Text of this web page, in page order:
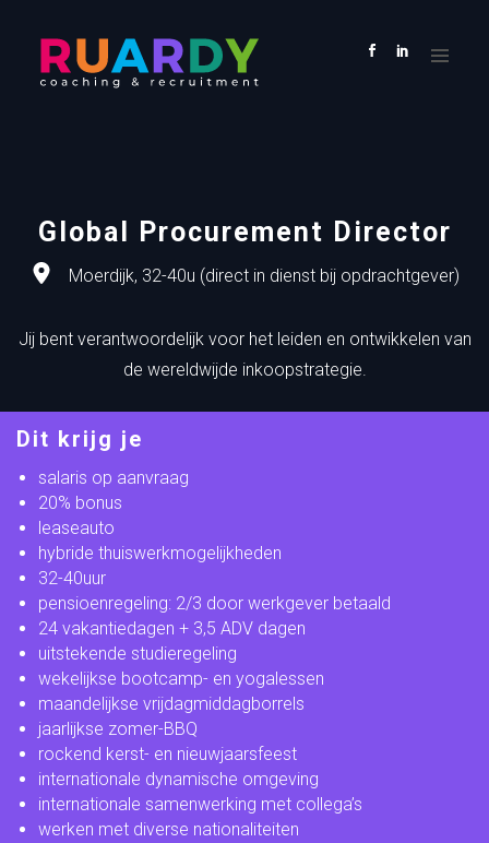
VACATURES
CONTACT
Global Procurement Director
Moerdijk, 32-40u (direct in dienst bij opdrachtgever)
Jij bent verantwoordelijk voor het leiden en ontwikkelen van
de wereldwijde inkoopstrategie.
Dit krijg je
salaris op aanvraag
20% bonus
leaseauto
hybride thuiswerkmogelijkheden
32-40uur
pensioenregeling: 2/3 door werkgever betaald
24 vakantiedagen + 3,5 ADV dagen
uitstekende studieregeling
wekelijkse bootcamp- en yogalessen
maandelijkse vrijdagmiddagborrels
jaarlijkse zomer-BBQ
rockend kerst- en nieuwjaarsfeest
internationale dynamische omgeving
internationale samenwerking met collega’s
werken met diverse nationaliteiten